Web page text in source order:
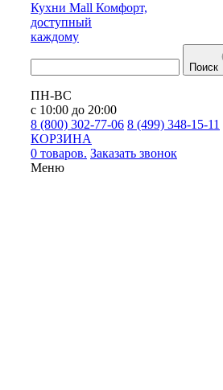
Кухни Mall Комфорт,
доступный
каждому
Поиск
ПН-ВС
с 10:00 до 20:00
8 (800) 302-77-06 8 (499) 348-15-11
КОРЗИНА
0 товаров. Заказать звонок
Меню